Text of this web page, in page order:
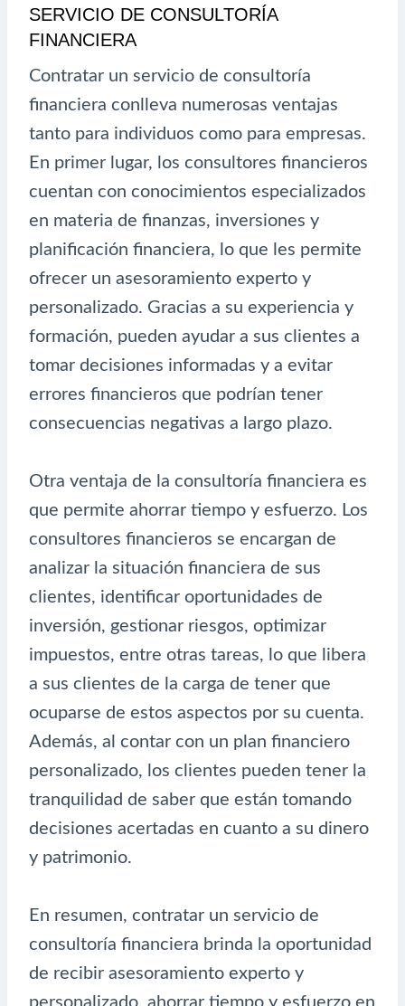
SERVICIO DE CONSULTORÍA
FINANCIERA
Contratar un servicio de consultoría
financiera conlleva numerosas ventajas
tanto para individuos como para empresas.
En primer lugar, los consultores financieros
cuentan con conocimientos especializados
en materia de finanzas, inversiones y
planificación financiera, lo que les permite
ofrecer un asesoramiento experto y
personalizado. Gracias a su experiencia y
formación, pueden ayudar a sus clientes a
tomar decisiones informadas y a evitar
errores financieros que podrían tener
consecuencias negativas a largo plazo.
Otra ventaja de la consultoría financiera es
que permite ahorrar tiempo y esfuerzo. Los
consultores financieros se encargan de
analizar la situación financiera de sus
clientes, identificar oportunidades de
inversión, gestionar riesgos, optimizar
impuestos, entre otras tareas, lo que libera
a sus clientes de la carga de tener que
ocuparse de estos aspectos por su cuenta.
Además, al contar con un plan financiero
personalizado, los clientes pueden tener la
tranquilidad de saber que están tomando
decisiones acertadas en cuanto a su dinero
y patrimonio.
En resumen, contratar un servicio de
consultoría financiera brinda la oportunidad
de recibir asesoramiento experto y
personalizado, ahorrar tiempo y esfuerzo en